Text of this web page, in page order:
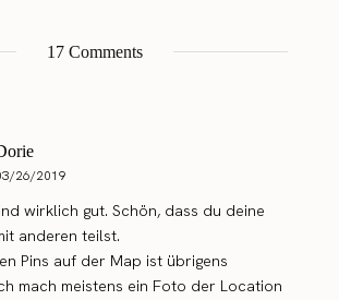
17 Comments
26/2019
wirklich gut. Schön, dass du deine
anderen teilst.
Pins auf der Map ist übrigens
mach meistens ein Foto der Location